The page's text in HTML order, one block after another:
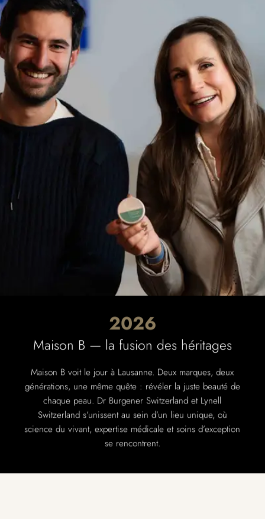
2026
Maison B — la fusion des héritages
Maison B voit le jour à Lausanne. Deux marques, deux
générations, une même quête : révéler la juste beauté de
chaque peau. Dr Burgener Switzerland et Lynell
Switzerland s’unissent au sein d’un lieu unique, où
science du vivant, expertise médicale et soins d’exception
se rencontrent.